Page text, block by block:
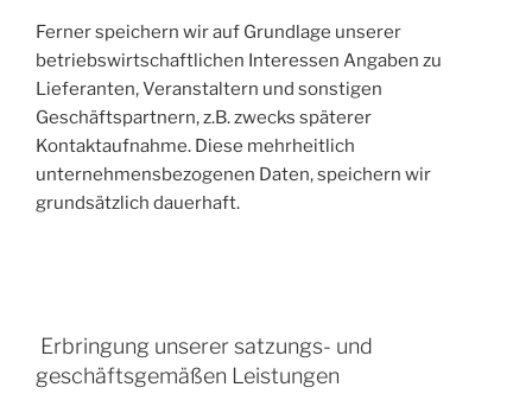
Ferner speichern wir auf Grundlage unserer
betriebswirtschaftlichen Interessen Angaben zu
Lieferanten, Veranstaltern und sonstigen
Geschäftspartnern, z.B. zwecks späterer
Kontaktaufnahme. Diese mehrheitlich
unternehmensbezogenen Daten, speichern wir
grundsätzlich dauerhaft.
Erbringung unserer satzungs- und
geschäftsgemäßen Leistungen